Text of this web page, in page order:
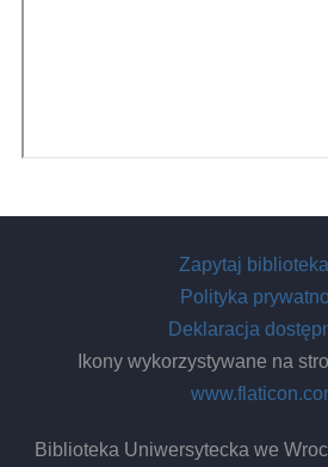
Zapytaj
Polityka
Deklaracja
Ikony wykorzystywane na
Biblioteka Uniwersytecka we